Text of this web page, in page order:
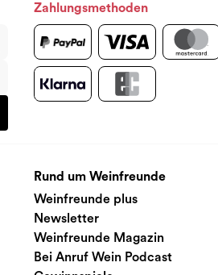
Zahlungsmethoden
Rund um Weinfreunde
Weinfreunde plus
Newsletter
Weinfreunde Magazin
Bei Anruf Wein Podcast